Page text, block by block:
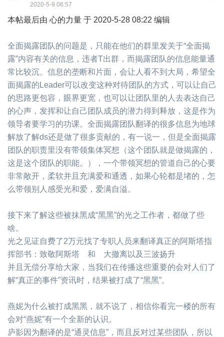
2020-5-9 06:57
本帖最后由 心的力量 于 2020-5-28 08:22 编辑
全面揭露团队的问题是，只能在他们的群里发关于“全面揭
露”内容有关的信息，违者T出群，而揭露团队的信息能量通
常比较沉。 信息的垄断和片面，会让人看不到大局，希望全
面揭露的Leader可以改变这种对待团队的方式，可以让自己
的思路更包容，眼界更宽，也可以让团队里的人去表达自己
的心声，发挥和让自己团队成员的潜力得到释放，这是作为
领导者要学习的功课。全面揭露团队翻译的很多信息为地球
解放了解ds还是做了很多贡献的，有一说一，但是全面揭露
团队的职责里没有带领集体冥想（这个团队就是做揭露的，
这是这个团队的职能。），一个带领冥想的管道自己的心要
非常敞开，柔软并且充满爱和通透，如果心轮都是堵的，怎
么带领别人感受光和爱，爱满自溢。
接下来了解这些被抹黑成“黑黑”的光之工作者，都做了些
啥。
光之见证自费了2万元找了专职人员来翻译真正的阿斯塔指
挥部书：致敬阿斯塔 和 大撤离以及三波扬升
并且无偿分享给大家，当我们在传播这些重要的会对人们了
解“真正的事件”资讯时，结果被打成了“黑黑”。
燕妮为什么被打成黑黑，就不说了，相信你看完一楼的所有
会对“燕妮”有一个全新的认识。
庐影因为翻译的是“通灵信息”，而且反对过某些团队，所以